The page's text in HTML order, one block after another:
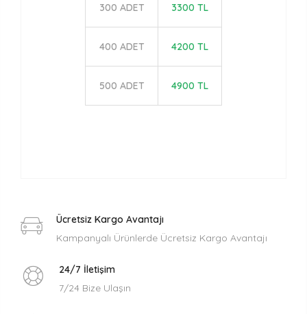
300 ADET 3300 TL
400 ADET 4200 TL
500 ADET 4900 TL
Ücretsiz Kargo Avantajı
Kampanyalı Ürünlerde Ücretsiz Kargo Avantajı
24/7 İletişim
7/24 Bize Ulaşın